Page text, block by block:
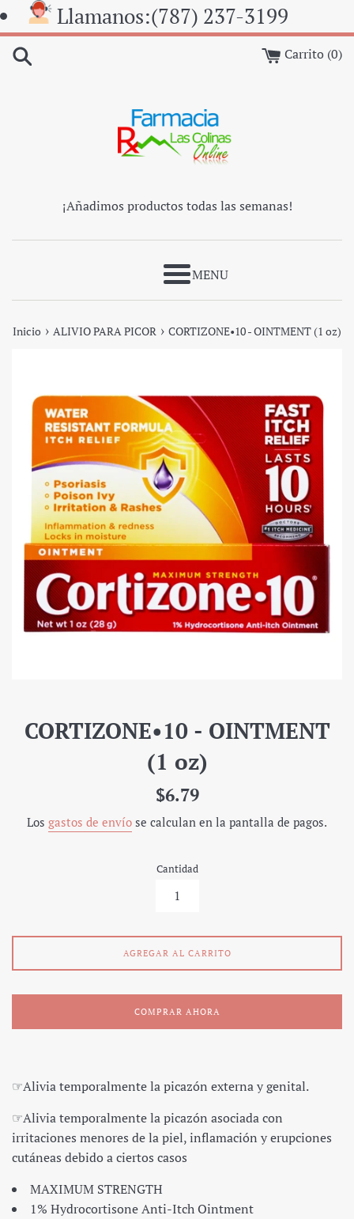
Ir
directamente
contenido
Llamanos:(787) 237-3199
Carrito (0)
¡Añadimos productos todas las semanas!
Inicio › ALIVIO PARA PICOR › CORTIZONE•10 - OINTMENT (1 oz)
CORTIZONE•10 - OINTMENT
(1 oz)
Precio
$6.79
Los gastos de envío se calculan en la pantalla de pagos.
Cantidad
AGREGAR AL CARRITO
COMPRAR AHORA
☞Alivia temporalmente la picazón externa y genital.
☞Alivia temporalmente la picazón asociada con
irritaciones menores de la piel, inflamación y erupciones
cutáneas debido a ciertos casos
MAXIMUM STRENGTH
1% Hydrocortisone Anti-Itch Ointment